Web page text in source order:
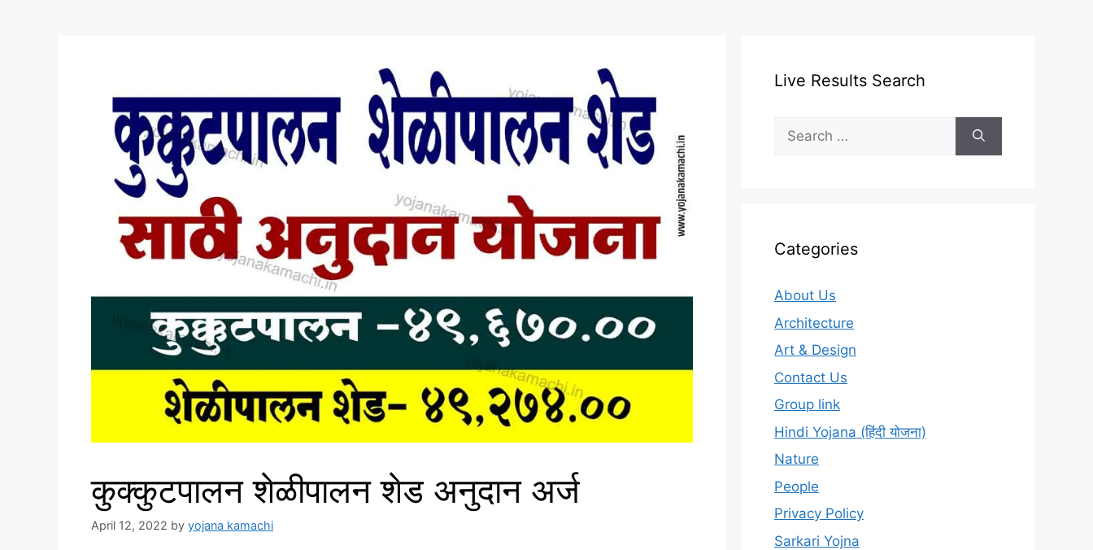
कुक्कुटपालन शेळीपालन शेड अनुदान अर्ज
April 12, 2022 by yojana kamachi
Live Results Search
Search
for:
Categories
About Us
Architecture
Art & Design
Contact Us
Group link
Hindi Yojana (हिंदी योजना)
Nature
People
Privacy Policy
Sarkari Yojna